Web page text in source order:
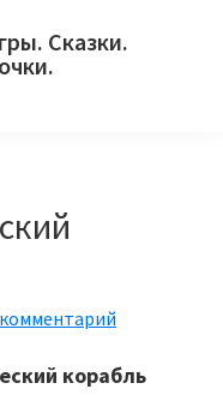
Сказки.
корабль